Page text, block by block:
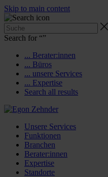
Skip to main content
Search for “”
... Berater:innen
... Büros
... unsere Services
... Expertise
Search all results
Unsere Services
Funktionen
Branchen
Berater:innen
Expertise
Standorte